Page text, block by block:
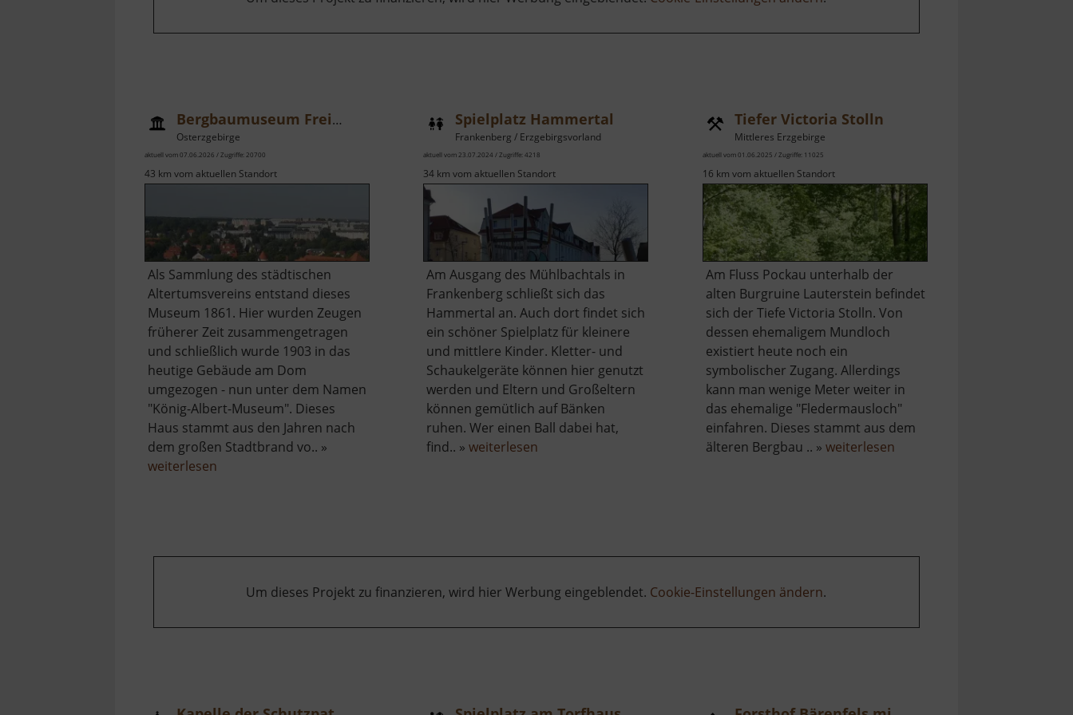
Bergbaumuseum Freiberg
Osterzgebirge
aktuell vom 07.06.2026 / Zugriffe: 20700
43 km vom aktuellen Standort
Als Sammlung des städtischen
Altertumsvereins entstand dieses
Museum 1861. Hier wurden Zeugen
früherer Zeit zusammengetragen
und schließlich wurde 1903 in das
heutige Gebäude am Dom
umgezogen - nun unter dem Namen
"König-Albert-Museum". Dieses
Haus stammt aus den Jahren nach
dem großen Stadtbrand vo.. »
weiterlesen
Spielplatz Hammertal
Frankenberg / Erzgebirgsvorland
aktuell vom 23.07.2024 / Zugriffe: 4218
34 km vom aktuellen Standort
Am Ausgang des Mühlbachtals in
Frankenberg schließt sich das
Hammertal an. Auch dort findet sich
ein schöner Spielplatz für kleinere
und mittlere Kinder. Kletter- und
Schaukelgeräte können hier genutzt
werden und Eltern und Großeltern
können gemütlich auf Bänken
ruhen. Wer einen Ball dabei hat,
find.. »weiterlesen
Tiefer Victoria Stolln
Mittleres Erzgebirge
aktuell vom 01.06.2025 / Zugriffe: 11025
16 km vom aktuellen Standort
Am Fluss Pockau unterhalb der
alten Burgruine Lauterstein befindet
sich der Tiefe Victoria Stolln. Von
dessen ehemaligem Mundloch
existiert heute noch ein
symbolischer Zugang. Allerdings
kann man wenige Meter weiter in
das ehemalige "Fledermausloch"
einfahren. Dieses stammt aus dem
älteren Bergbau .. » weiterlesenüber
Um dieses Projekt zu finanzieren, wird hier Werbung eingeblendet. Cookie-Einstellungen ändern.